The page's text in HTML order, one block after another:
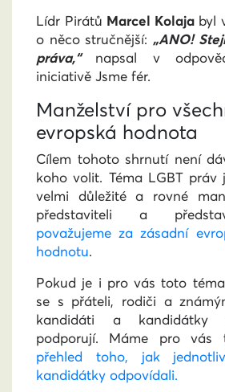
Lídr Pirátů Marcel Kolajabyl
o něco stručnější: „ANO!
práva,“ napsal v
iniciativě Jsme fér.
Manželství pro
evropská hodnota
Cílem tohoto shrnutí není
koho volit. Téma LGBT práv
velmi důležité a rovné
představiteli a
považujeme za zásadní
hodnotu.
Pokud je i pro vás toto
se s přáteli, rodiči a
kandidáti a kandidátky
podporují. Máme pro vás
přehled toho, jak
kandidátky odpovídali.